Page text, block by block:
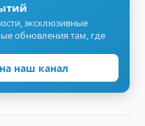
эксклюзивные
обновления там, где
наш канал